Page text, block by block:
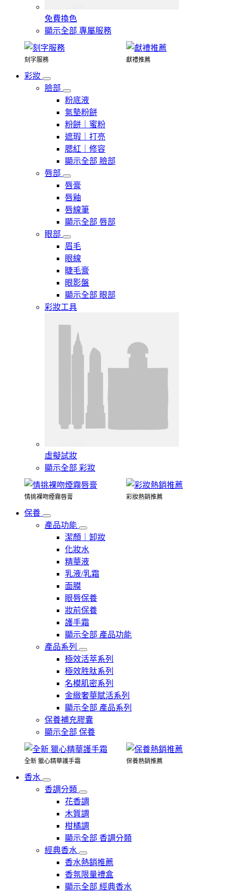
免費換色
顯示全部 專屬服務
刻字服務 獻禮推薦
彩妝
臉部
粉底液
氣墊粉餅
粉餅｜蜜粉
遮瑕｜打亮
腮紅｜修容
顯示全部 臉部
唇部
唇膏
唇釉
唇線筆
顯示全部 唇部
眼部
眉毛
眼線
睫毛膏
眼影盤
顯示全部 眼部
彩妝工具
虛擬試妝
顯示全部 彩妝
情挑裸吻煙霧唇膏 彩妝熱銷推薦
保養
產品功能
潔顏｜卸妝
化妝水
精華液
乳液/乳霜
面膜
眼唇保養
妝前保養
護手霜
顯示全部 產品功能
產品系列
極效活萃系列
極效胜肽系列
名模肌密系列
金緻奢華賦活系列
顯示全部 產品系列
保養補充膠囊
顯示全部 保養
全新 獵心精華護手霜 保養熱銷推薦
香水
香調分類
花香調
木質調
柑橘調
顯示全部 香調分類
經典香水
香水熱銷推薦
香氛限量禮盒
顯示全部 經典香水